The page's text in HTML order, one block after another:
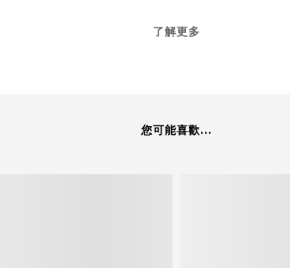
了解更多
您可能喜歡...